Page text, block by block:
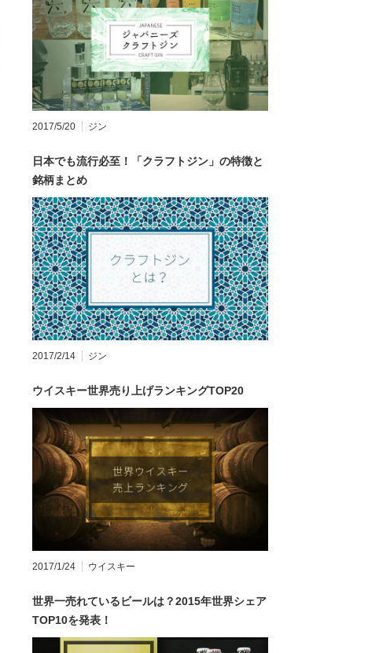
2017/5/20 ジン
日本でも流行必至！「クラフトジン」の特徴と
銘柄まとめ
2017/2/14 ジン
ウイスキー世界売り上げランキングTOP20
2017/1/24 ウイスキー
世界一売れているビールは？2015年世界シェア
TOP10を発表！